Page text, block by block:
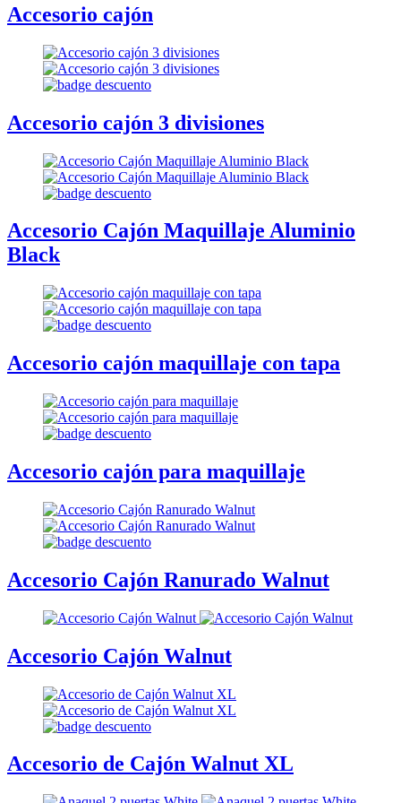
Accesorio cajón
Accesorio cajón 3 divisiones
Accesorio Cajón Maquillaje Aluminio
Black
Accesorio cajón maquillaje con tapa
Accesorio cajón para maquillaje
Accesorio Cajón Ranurado Walnut
Accesorio Cajón Walnut
Accesorio de Cajón Walnut XL